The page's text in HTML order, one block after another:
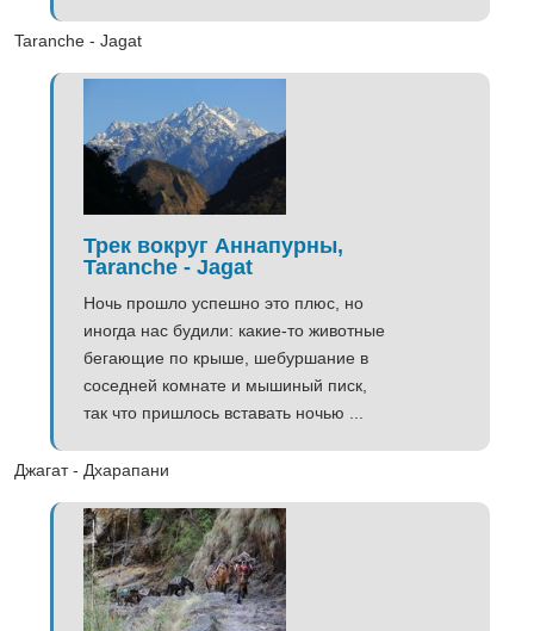
Taranche - Jagat
Трек вокруг Аннапурны,
Taranche - Jagat
Ночь прошло успешно это плюс, но
иногда нас будили: какие-то животные
бегающие по крыше, шебуршание в
соседней комнате и мышиный писк,
так что пришлось вставать ночью ...
Джагат - Дхарапани